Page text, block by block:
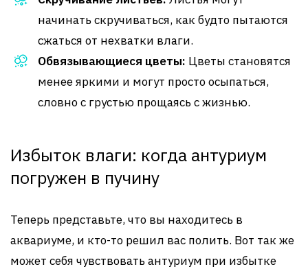
начинать скручиваться, как будто пытаются
сжаться от нехватки влаги.
Обвязывающиеся цветы: Цветы становятся
менее яркими и могут просто осыпаться,
словно с грустью прощаясь с жизнью.
Избыток влаги: когда антуриум
погружен в пучину
Теперь представьте, что вы находитесь в
аквариуме, и кто-то решил вас полить. Вот так же
может себя чувствовать антуриум при избытке